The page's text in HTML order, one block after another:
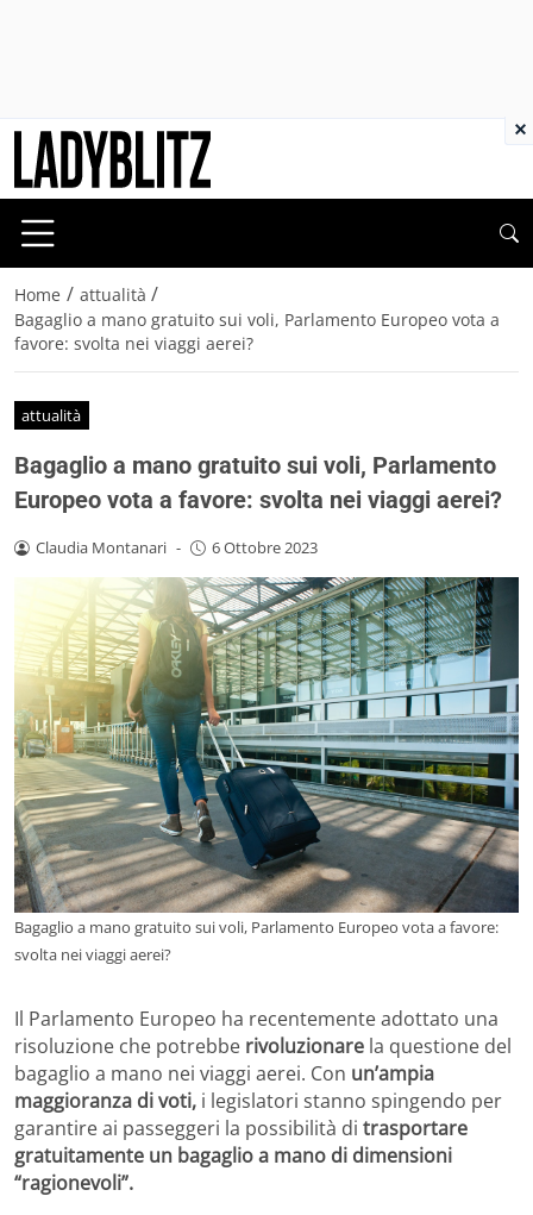
Home / attualità /
Bagaglio a mano gratuito sui voli, Parlamento Europeo vota a
favore: svolta nei viaggi aerei?
attualità
Bagaglio a mano gratuito sui voli, Parlamento
Europeo vota a favore: svolta nei viaggi aerei?
Claudia Montanari - 6 Ottobre 2023
Bagaglio a mano gratuito sui voli, Parlamento Europeo vota a favore:
svolta nei viaggi aerei?
Il Parlamento Europeo ha recentemente adottato una
risoluzione che potrebbe rivoluzionare la questione del
bagaglio a mano nei viaggi aerei. Con un’ampia
maggioranza di voti, i legislatori stanno spingendo per
garantire ai passeggeri la possibilità di trasportare
gratuitamente un bagaglio a mano di dimensioni
“ragionevoli”.
×